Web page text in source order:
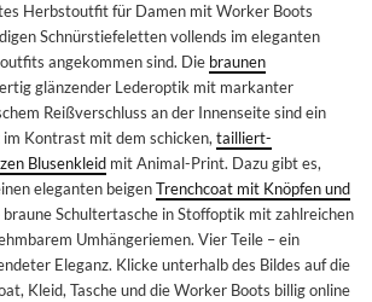
Herbstoutfit für Damen mit Worker Boots
Schnürstiefeletten vollends im eleganten
angekommen sind. Die braunen
glänzender Lederoptik mit markanter
Reißverschluss an der Innenseite sind ein
Kontrast mit dem schicken,tailliert-
Blusenkleid mit Animal-Print. Dazu gibt es,
eleganten beigenTrenchcoat mit Knöpfen und
Schultertasche in Stoffoptik mit zahlreichen
Umhängeriemen. Vier Teile – ein
Eleganz. Klicke unterhalb des Bildes auf die
Kleid, Tasche und die Worker Boots billig online